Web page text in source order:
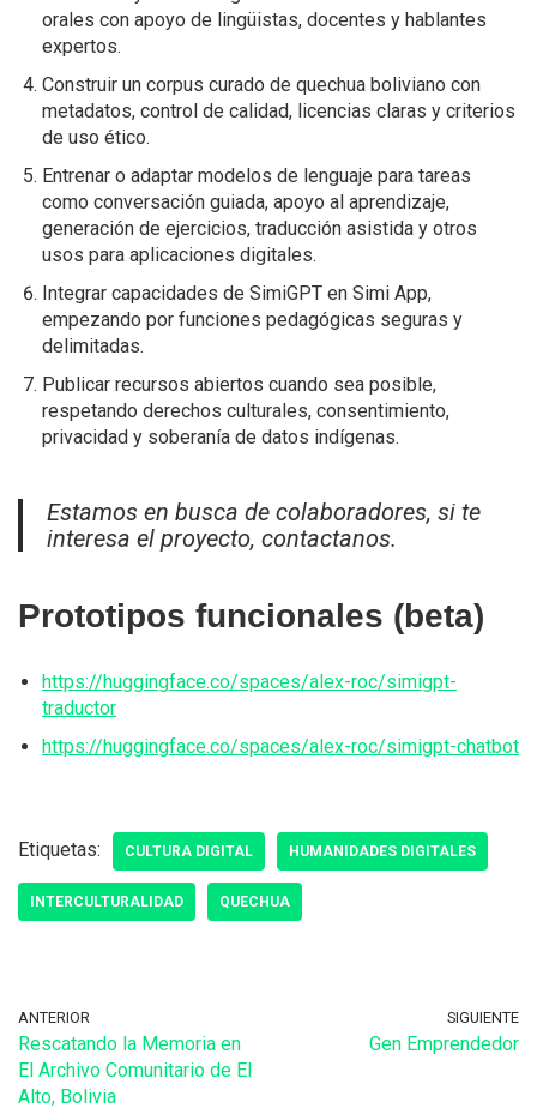
orales con apoyo de lingüistas, docentes y hablantes
expertos.
Construir un corpus curado de quechua boliviano con
metadatos, control de calidad, licencias claras y criterios
de uso ético.
Entrenar o adaptar modelos de lenguaje para tareas
como conversación guiada, apoyo al aprendizaje,
generación de ejercicios, traducción asistida y otros
usos para aplicaciones digitales.
Integrar capacidades de SimiGPT en Simi App,
empezando por funciones pedagógicas seguras y
delimitadas.
Publicar recursos abiertos cuando sea posible,
respetando derechos culturales, consentimiento,
privacidad y soberanía de datos indígenas.
Estamos en busca de colaboradores, si te
interesa el proyecto, contactanos.
Prototipos funcionales (beta)
https://huggingface.co/spaces/alex-roc/simigpt-
traductor
https://huggingface.co/spaces/alex-roc/simigpt-chatbot
Etiquetas: CULTURA DIGITAL HUMANIDADES DIGITALES
INTERCULTURALIDAD QUECHUA
ANTERIOR
Rescatando la Memoria en
El Archivo Comunitario de El
Alto, Bolivia
SIGUIENTE
Gen Emprendedor